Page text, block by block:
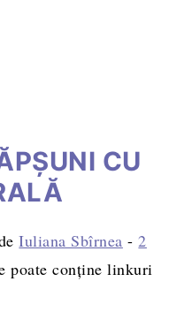
CU
Iuliana Sbîrnea -2
poate conține linkuri